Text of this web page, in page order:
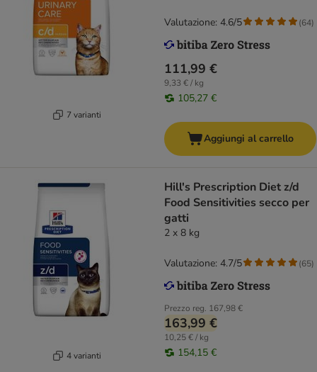
7 varianti
111,99 €
9,33 € / kg
105,27 €
Valutazione: 4.6/5 (64)
Aggiungi al carrello
4 varianti
Hill's Prescription Diet z/d
Food Sensitivities secco per
gatti
2 x 8 kg
Prezzo reg. 167,98 €
163,99 €
10,25 € / kg
154,15 €
Valutazione: 4.7/5 (65)